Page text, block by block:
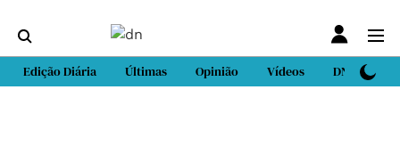
Edição Diária Últimas Opinião Vídeos DN Sport